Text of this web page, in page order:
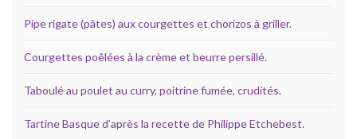
Pipe rigate (pâtes) aux courgettes et chorizos à griller.
Courgettes poêlées à la crème et beurre persillé.
Taboulé au poulet au curry, poitrine fumée, crudités.
Tartine Basque d’après la recette de Philippe Etchebest.